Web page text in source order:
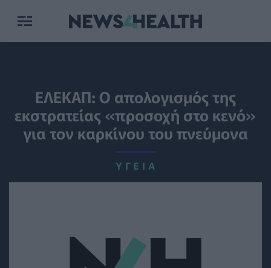
ΕΛΕΚΑΠ: Ο απολογισμός της
εκστρατείας «προσοχή στο κενό»
για τον καρκίνου του πνεύμονα
ΥΓΕΊΑ